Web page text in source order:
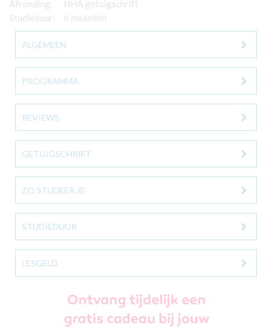
Afronding:
NHA getuigschrift
Studieduur:
6 maanden
ALGEMEEN
PROGRAMMA
REVIEWS
GETUIGSCHRIFT
ZO STUDEER JE
STUDIEDUUR
LESGELD